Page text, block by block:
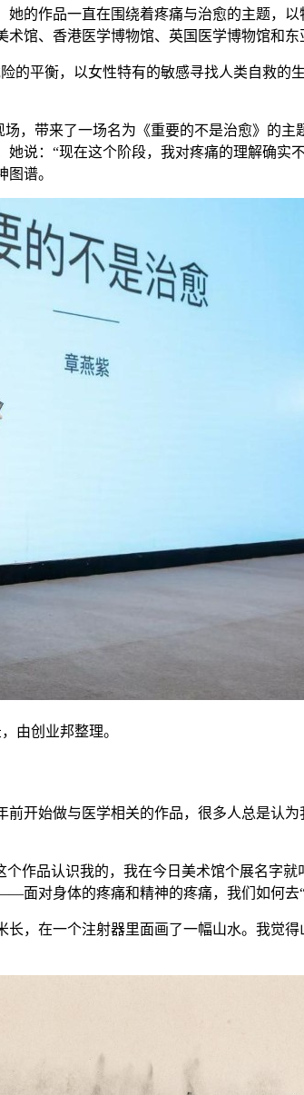
的作品一直在围绕着疼痛与治愈的主题，
馆、香港医学博物馆、英国医学博物馆和
的平衡，以女性特有的敏感寻找人类自救的
，带来了一场名为《重要的不是治愈》的
说：“现在这个阶段，我对疼痛的理解确
谱。
由创业邦整理。
开始做与医学相关的作品，很多人总是认
作品认识我的，我在今日美术馆个展名字
面对身体的疼痛和精神的疼痛，我们如何去“
长，在一个注射器里面画了一幅山水。我觉